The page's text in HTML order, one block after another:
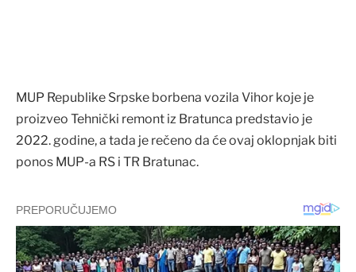
MUP Republike Srpske borbena vozila Vihor koje je
proizveo Tehnički remont iz Bratunca predstavio je
2022. godine, a tada je rečeno da će ovaj oklopnjak biti
ponos MUP-a RS i TR Bratunac.